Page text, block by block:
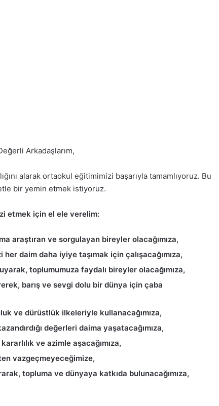
Arkadaşlarım,
alarak ortaokul eğitimimizi başarıyla tamamlıyoruz. Bu
bir yemin etmek istiyoruz.
etmek için el ele verelim:
araştıran ve sorgulayan bireyler olacağımıza,
daim daha iyiye taşımak için çalışacağımıza,
toplumumuza faydalı bireyler olacağımıza,
barış ve sevgi dolu bir dünya için çaba
ve dürüstlük ilkeleriyle kullanacağımıza,
değerleri daima yaşatacağımıza,
ve azimle aşacağımıza,
vazgeçmeyeceğimize,
topluma ve dünyaya katkıda bulunacağımıza,